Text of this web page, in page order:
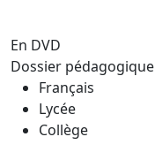
En DVD
Dossier pédagogique
Français
Lycée
Collège